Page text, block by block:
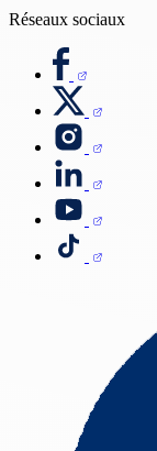
Réseaux sociaux